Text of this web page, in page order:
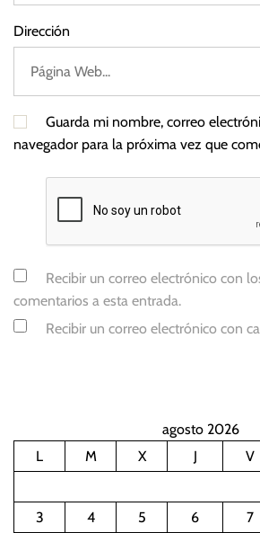
Dirección
Guarda mi nombre, correo
navegador para la próxima vez que
Recibir un correo electrónico con
comentarios a esta entrada.
Recibir un correo electrónico con
agosto 2026
L
M X J V
3
4 5 6 7